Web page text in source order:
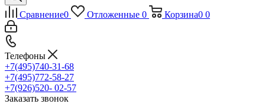
Сравнение0 Отложенные 0 Корзина0 0
Телефоны
+7(495)740-31-68
+7(495)772-58-27
+7(926)520- 02-57
Заказать звонок